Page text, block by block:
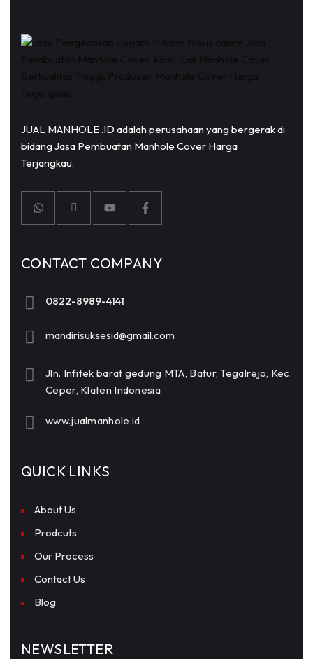
JUAL MANHOLE .ID adalah perusahaan yang bergerak di
bidang Jasa Pembuatan Manhole Cover Harga
Terjangkau.
CONTACT COMPANY
0822-8989-4141
mandirisuksesid@gmail.com
Jln. Infitek barat gedung MTA, Batur, Tegalrejo, Kec.
Ceper, Klaten Indonesia
www.jualmanhole.id
QUICK LINKS
About Us
Prodcuts
Our Process
Contact Us
Blog
NEWSLETTER